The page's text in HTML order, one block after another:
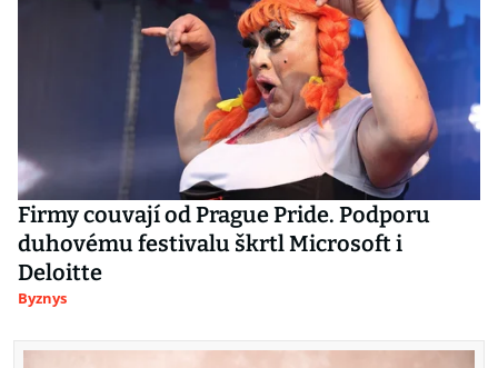
Firmy couvají od Prague Pride. Podporu
duhovému festivalu škrtl Microsoft i
Deloitte
Byznys